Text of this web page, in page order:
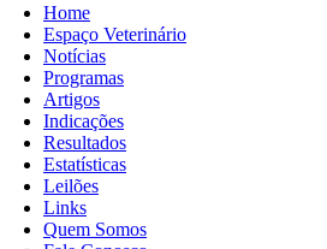
Home
Espaço Veterinário
Notícias
Programas
Artigos
Indicações
Resultados
Estatísticas
Leilões
Links
Quem Somos